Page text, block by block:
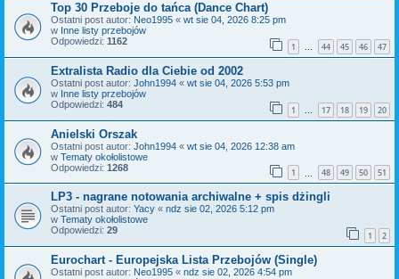
Top 30 Przeboje do tańca (Dance Chart)
Ostatni post autor: Neo1995 « wt sie 04, 2026 8:25 pm
w Inne listy przebojów
Odpowiedzi: 1162 1 … 44 45 46 47
Extralista Radio dla Ciebie od 2002
Ostatni post autor: John1994 « wt sie 04, 2026 5:53 pm
w Inne listy przebojów
Odpowiedzi: 484 1 … 17 18 19 20
Anielski Orszak
Ostatni post autor: John1994 « wt sie 04, 2026 12:38 am
w Tematy okołolistowe
Odpowiedzi: 1268 1 48 49 50 51
LP3 - nagrane notowania archiwalne + spis dżingli
Ostatni post autor: Yacy « ndz sie 02, 2026 5:12 pm
w Tematy okołolistowe
Odpowiedzi: 29 1 2
Eurochart - Europejska Lista Przebojów (Single)
Ostatni post autor: Neo1995 « ndz sie 02, 2026 4:54 pm